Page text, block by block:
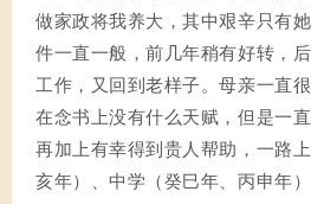
做家政将我养大，其中艰辛只有
件一直一般，前几年稍有好转，
工作，又回到老样子。母亲一直
在念书上没有什么天赋，但是一
再加上有幸得到贵人帮助，一路
亥年）、中学（癸巳年、丙申年